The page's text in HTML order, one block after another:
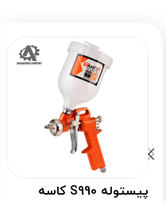
پیستوله S990 کاسه